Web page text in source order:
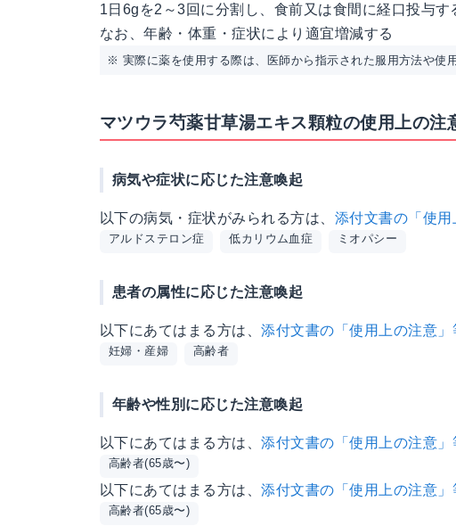
1日6gを2～3回に分割し、食前又は食間に経口投与す
なお、年齢・体重・症状により適宜増減する
※ 実際に薬を使用する際は、医師から指示された服用方法や使
マツウラ芍薬甘草湯エキス顆粒の使用上の注
病気や症状に応じた注意喚起
以下の病気・症状がみられる方は、 添付文書の「使
アルドステロン症 低カリウム血症 ミオパシー
患者の属性に応じた注意喚起
以下にあてはまる方は、添付文書の「使用上の注意
妊婦・産婦 高齢者
年齢や性別に応じた注意喚起
以下にあてはまる方は、添付文書の「使用上の注意
高齢者(65歳〜)
以下にあてはまる方は、添付文書の「使用上の注意
高齢者(65歳〜)